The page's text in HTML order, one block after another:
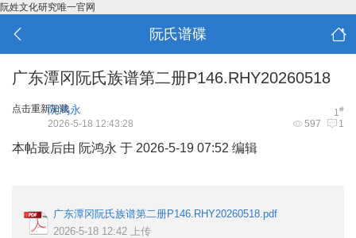
阮姓文化研究唯一官网
阮氏谱碟
广东潭冈阮氏族谱第二册P146.RHY20260518
点击重新加载 1#
阮鸿永
597 1
2026-5-18 12:43:28
本帖最后由 阮鸿永 于 2026-5-19 07:52 编辑
广东潭冈阮氏族谱第二册P146.RHY20260518.pdf
2026-5-18 12:42 上传